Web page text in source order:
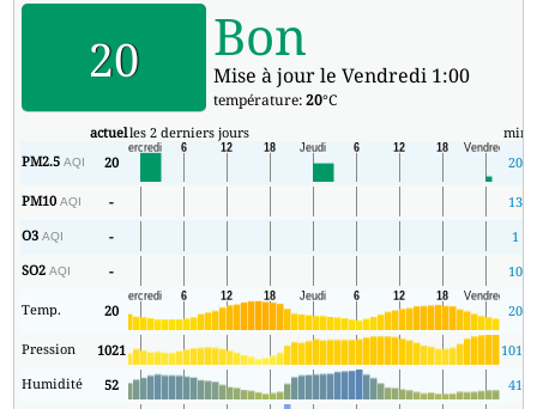
20 Bon
Mise à jour le Vendredi 1:00
température:20°C
actuelles 2 derniers jours min
PM2.5AQI 20 20
PM10AQI -
13
O3AQI -
1
SO2AQI - 10
Temp. 20 20
Pression 1021 1016
Humidité
52
41